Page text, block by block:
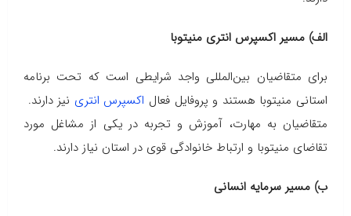
الف) مسیر اکسپرس انتری منیتوبا
برای متقاضیان بین‌المللی واجد شرایطی است که تحت برنامه
استانی منیتوبا هستند و پروفایل فعال اکسپرس انتری نیز دارند.
متقاضیان به مهارت، آموزش و تجربه در یکی از مشاغل مورد
تقاضای منیتوبا و ارتباط خانوادگی قوی در استان نیاز دارند.
ب) مسیر سرمایه انسانی